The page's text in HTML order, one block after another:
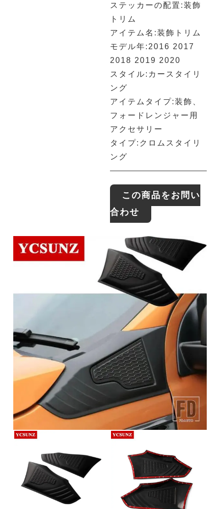
ステッカーの配置:装飾
トリム
アイテム名:装飾トリム
モデル年:2016 2017
2018 2019 2020
スタイル:カースタイリ
ング
アイテムタイプ:装飾、
フォードレンジャー用
アクセサリー
タイプ:クロムスタイリ
ング
この商品をお問い
合わせ